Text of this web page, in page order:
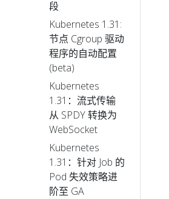
段
Kubernetes 1.31:
节点 Cgroup 驱动
程序的自动配置
(beta)
Kubernetes
1.31：流式传输
从 SPDY 转换为
WebSocket
Kubernetes
1.31：针对 Job 的
Pod 失效策略进
阶至 GA